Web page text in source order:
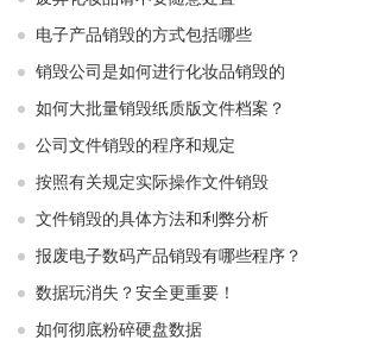
电子产品销毁的方式包括哪些
销毁公司是如何进行化妆品销毁的
如何大批量销毁纸质版文件档案？
公司文件销毁的程序和规定
按照有关规定实际操作文件销毁
文件销毁的具体方法和利弊分析
报废电子数码产品销毁有哪些程序？
数据玩消失？安全更重要！
如何彻底粉碎硬盘数据